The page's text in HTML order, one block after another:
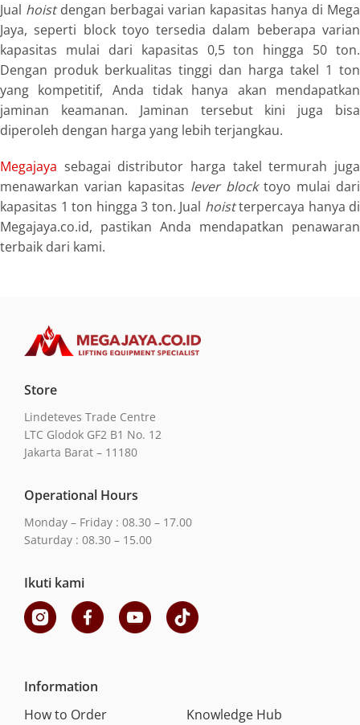
Jual hoistdengan berbagai varian kapasitas hanya di Mega
Jaya, seperti block toyo tersedia dalam beberapa varian
kapasitas mulai dari kapasitas 0,5 ton hingga 50 ton.
Dengan produk berkualitas tinggi dan harga takel 1 ton
yang kompetitif, Anda tidak hanya akan mendapatkan
jaminan keamanan. Jaminan tersebut kini juga bisa
diperoleh dengan harga yang lebih terjangkau.
Megajaya sebagai distributor harga takel termurah juga
menawarkan varian kapasitas lever blocktoyo mulai dari
kapasitas 1 ton hingga 3 ton. Jual hoistterpercaya hanya di
Megajaya.co.id, pastikan Anda mendapatkan penawaran
terbaik dari kami.
Store
Lindeteves Trade Centre
LTC Glodok GF2 B1 No. 12
Jakarta Barat – 11180
Operational Hours
Monday – Friday : 08.30 – 17.00
Saturday : 08.30 – 15.00
Ikuti kami
Information
How to Order
Knowledge Hub